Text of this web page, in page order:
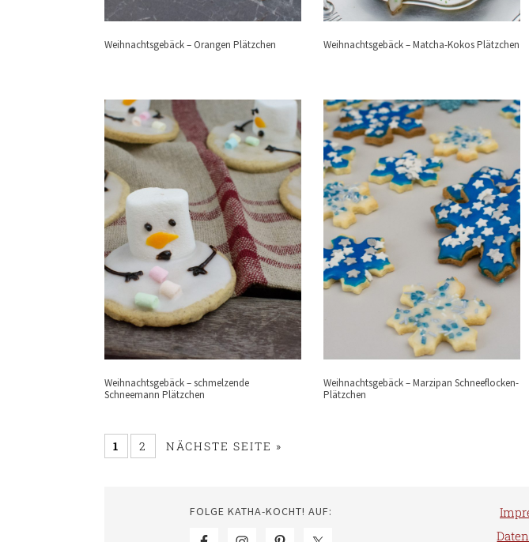
Weihnachtsgebäck – Orangen Plätzchen Weihnachtsgebäck – Matcha-Kokos Plätzchen
Weihnachtsgebäck – schmelzende
Schneemann Plätzchen
Weihnachtsgebäck – Marzipan Schneeflocken-
Plätzchen
1 2 NÄCHSTE SEITE »
FOLGE KATHA-KOCHT! AUF: